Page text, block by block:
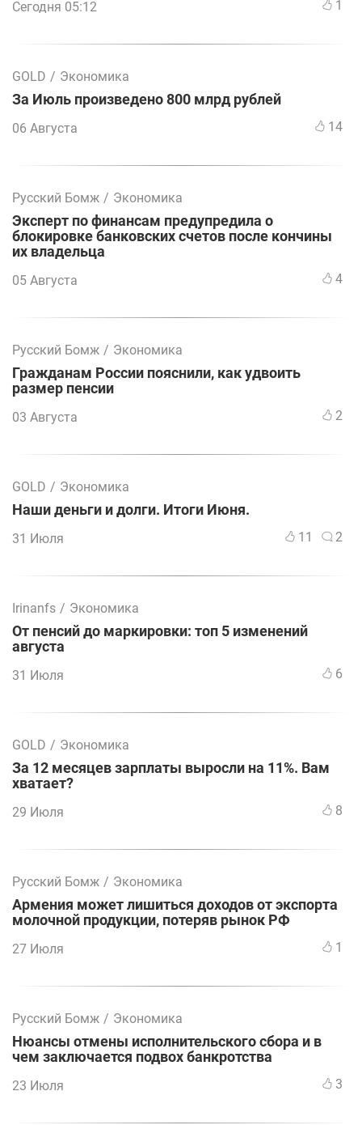
Сегодня 05:12 1
GOLD / Экономика
За Июль произведено 800 млрд рублей
06 Августа 14
Русский Бомж / Экономика
Эксперт по финансам предупредила о
блокировке банковских счетов после кончины
их владельца
05 Августа 4
Русский Бомж / Экономика
Гражданам России пояснили, как удвоить
размер пенсии
03 Августа 2
GOLD / Экономика
Наши деньги и долги. Итоги Июня.
31 Июля 11 2
Irinanfs / Экономика
От пенсий до маркировки: топ 5 изменений
августа
31 Июля 6
GOLD / Экономика
За 12 месяцев зарплаты выросли на 11%. Вам
хватает?
29 Июля 8
Русский Бомж / Экономика
Армения может лишиться доходов от экспорта
молочной продукции, потеряв рынок РФ
27 Июля 1
Русский Бомж / Экономика
Нюансы отмены исполнительского сбора и в
чем заключается подвох банкротства
23 Июля 3